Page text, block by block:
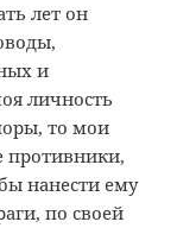
лет он
и
личность
то мои
противники,
нанести ему
по своей